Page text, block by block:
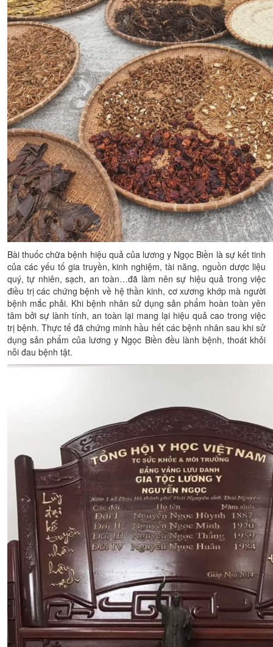
Bài thuốc chữa bệnh hiệu quả của lương y Ngọc Biền là sự kết tinh
của các yếu tố gia truyền, kinh nghiệm, tài năng, nguồn dược liệu
quý, tự nhiên, sạch, an toàn…đã làm nên sự hiệu quả trong việc
điều trị các chứng bệnh về hệ thần kinh, cơ xương khớp mà người
bệnh mắc phải. Khi bệnh nhân sử dụng sản phẩm hoàn toàn yên
tâm bởi sự lành tính, an toàn lại mang lại hiệu quả cao trong việc
trị bệnh. Thực tế đã chứng minh hầu hết các bệnh nhân sau khi sử
dụng sản phẩm của lương y Ngọc Biền đều lành bệnh, thoát khỏi
nỗi đau bệnh tật.